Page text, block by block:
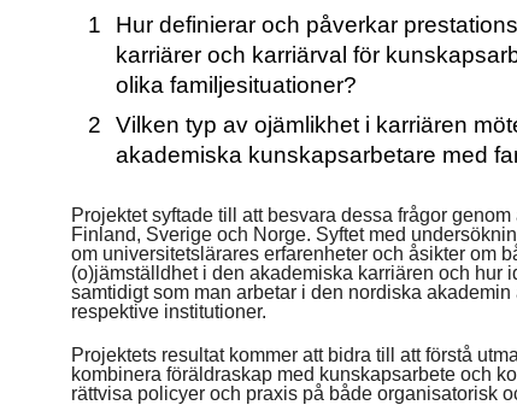
Hur definierar och påverkar
karriärer och karriärval för
olika familjesituationer?
Vilken typ av ojämlikhet i karriären
akademiska kunskapsarbetare med
Projektet syftade till att besvara dessa frågor
Finland, Sverige och Norge. Syftet med
om universitetslärares erfarenheter och åsikter om
(o)jämställdhet i den akademiska karriären och hur
samtidigt som man arbetar i den nordiska
respektive institutioner.
Projektets resultat kommer att bidra till att förstå
kombinera föräldraskap med kunskapsarbete och
rättvisa policyer och praxis på både organisatorisk